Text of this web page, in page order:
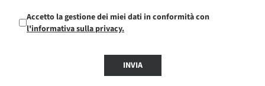
Accetto la gestione dei miei dati in conformità con
l'informativa sulla privacy.
INVIA